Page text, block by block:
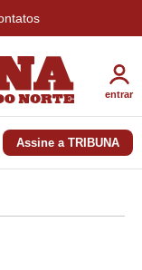
entrar
Assine a TRIBUNA